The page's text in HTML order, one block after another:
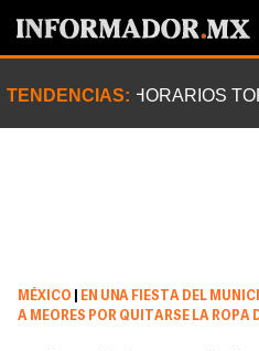
TENDENCIAS: HORARIOS
MÉXICO
EN UNA FIESTA DEL
A MEORES POR QUITARSE LA ROPA